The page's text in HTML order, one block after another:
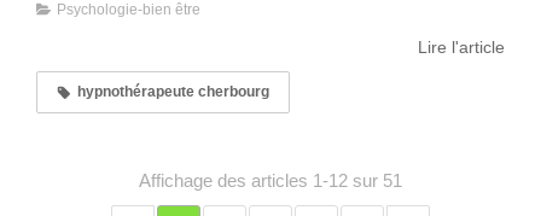
Psychologie-bien être
Lire l'article
hypnothérapeute cherbourg
Affichage des articles 1-12 sur 51